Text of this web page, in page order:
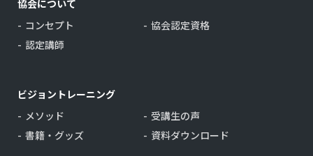
協会について
コンセプト
協会認定資格
認定講師
ビジョントレーニング
メソッド
受講生の声
書籍・グッズ
資料ダウンロード